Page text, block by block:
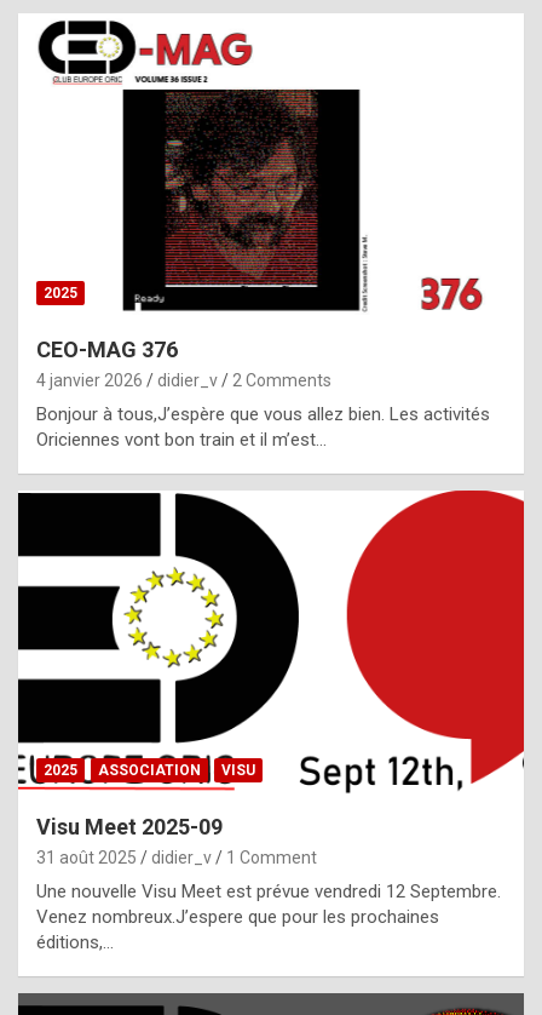
c
h
i
s
t
o
r
p
e
c
i
l
,
g
h
t
f
2025
CEO-MAG 376
4 janvier 2026 didier_v 2 Comments
Bonjour à tous,J’espère que vous allez bien. Les activités
Oriciennes vont bon train et il m’est…
2025 ASSOCIATION VISU
Visu Meet 2025-09
31 août 2025 didier_v 1 Comment
Une nouvelle Visu Meet est prévue vendredi 12 Septembre.
Venez nombreux.J’espere que pour les prochaines
éditions,…